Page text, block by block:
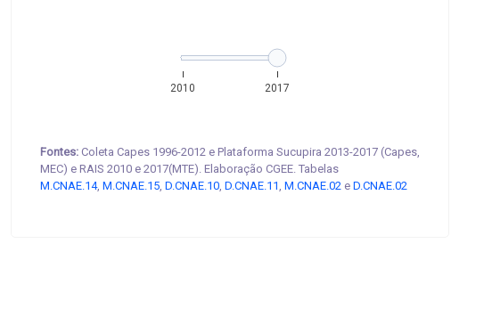
2010 2017
Fontes: Coleta Capes 1996-2012 e Plataforma Sucupira 2013-2017 (Capes,
MEC) e RAIS 2010 e 2017(MTE). Elaboração CGEE. Tabelas
M.CNAE.14, M.CNAE.15, D.CNAE.10, D.CNAE.11, M.CNAE.02 e D.CNAE.02